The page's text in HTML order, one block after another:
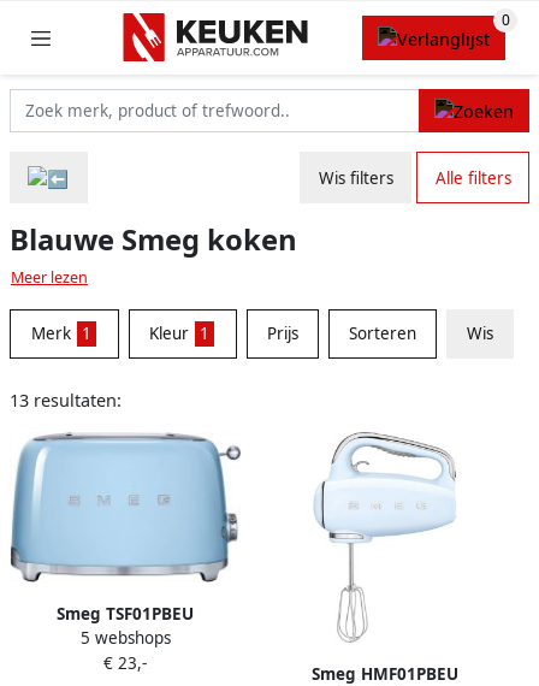
Wis filters Alle filters
Blauwe Smeg koken
Meer lezen
Merk 1 Kleur 1 Prijs Sorteren Wis
13 resultaten:
Smeg TSF01PBEU
Broodrooster 2 Sleuven
950W 6 Bruiningsstanden
5 webshops
€ 23,-
Smeg HMF01PBEU